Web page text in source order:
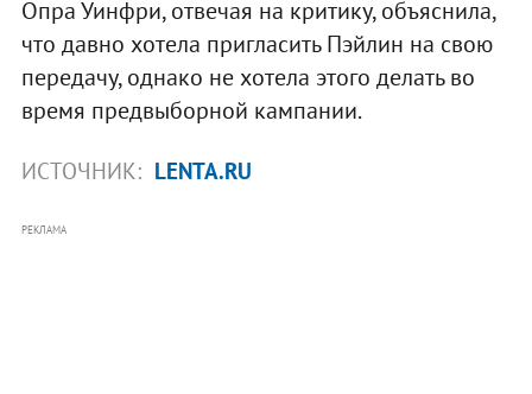
Опра Уинфри, отвечая на критику, объяснила,
что давно хотела пригласить Пэйлин на свою
передачу, однако не хотела этого делать во
время предвыборной кампании.
ИСТОЧНИК: LENTA.RU
РЕКЛАМА